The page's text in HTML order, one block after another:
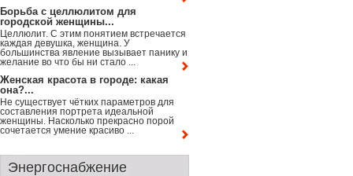
Борьба с целлюлитом для
городской женщины...
Целлюлит. С этим понятием встречается
каждая девушка, женщина. У
большинства явление вызывает панику и
желание во что бы ни стало ...
Женская красота в городе: какая
она?...
Не существует чётких параметров для
составления портрета идеальной
женщины. Насколько прекрасно порой
сочетается умение красиво ...
Энергоснабжение